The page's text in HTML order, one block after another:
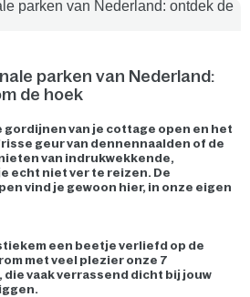
parken van Nederland:
de hoek
gordijnen van je cottage open en het
geur van dennennaalden of de
van indrukwekkende,
echt niet ver te reizen. De
vind je gewoon hier, in onze eigen
een beetje verliefd op de
met veel plezier onze 7
vaak verrassend dicht bij jouw